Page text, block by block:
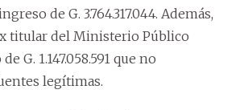
de G. 3.764.317.044. Además,
titular del Ministerio Público
G. 1.147.058.591 que no
legítimas.